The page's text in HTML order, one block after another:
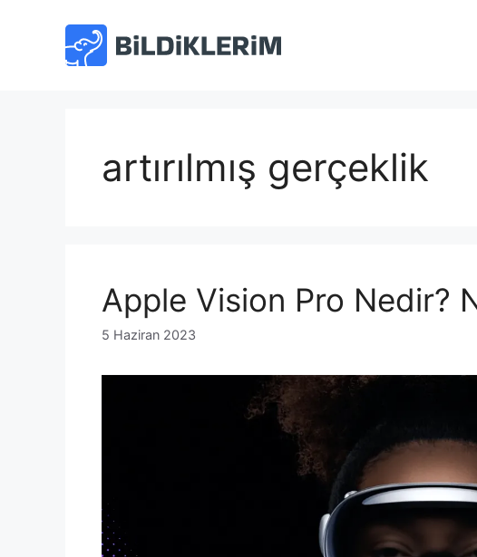
artırılmış gerçeklik
Apple Vision Pro Nedir?
5 Haziran 2023